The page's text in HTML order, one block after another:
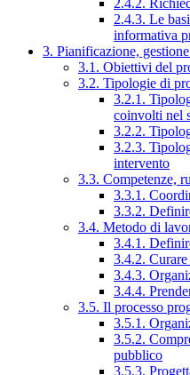
2.4.2.
2.4.3. Le
informativa
3. Pianificazione,
3.1. Obiettivi del
3.2. Tipologie di
3.2.1.
coinvolti nel
3.2.2.
3.2.3.
intervento
3.3. Competenze,
3.3.1.
3.3.2.
3.4. Metodo di
3.4.1.
3.4.2.
3.4.3.
3.4.4.
3.5. Il processo
3.5.1.
3.5.2.
pubblico
3.5.3.